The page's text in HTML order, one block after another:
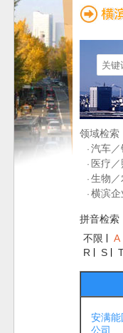
领域检索
· 汽车／
· 医疗
· 生物／
· 横滨企
拼音检索
不限
A
R
S
安满
公司